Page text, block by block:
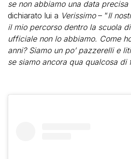
se non abbiamo una data
dichiarato lui a Verissimo– “Il
il mio percorso dentro la scuola
ufficiale non lo abbiamo. Come
anni? Siamo un po’ pazzerelli e
se siamo ancora qua qualcosa di